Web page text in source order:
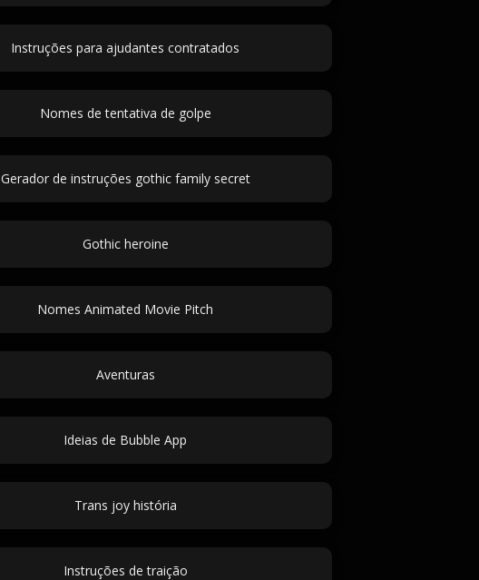
Instruções para ajudantes contratados
Nomes de tentativa de golpe
Gerador de instruções gothic family secret
Gothic heroine
Nomes Animated Movie Pitch
Aventuras
Ideias de Bubble App
Trans joy história
Instruções de traição